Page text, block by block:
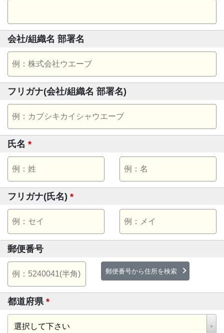
会社/組織名 部署名
フリガナ(会社/組織名 部署名)
氏名 *
フリガナ(氏名) *
郵便番号
郵便番号から住所を検索
都道府県 *